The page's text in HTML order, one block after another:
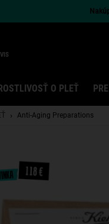
O PLEŤ
Anti-Aging Preparations